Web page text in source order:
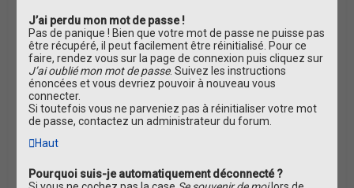
J’ai perdu mon mot de passe !
Pas de panique ! Bien que votre mot de passe ne puisse pas
être récupéré, il peut facilement être réinitialisé. Pour ce
faire, rendez vous sur la page de connexion puis cliquez sur
J’ai oublié mon mot de passe. Suivez les instructions
énoncées et vous devriez pouvoir à nouveau vous
connecter.
Si toutefois vous ne parveniez pas à réinitialiser votre mot
de passe, contactez un administrateur du forum.
Haut
Pourquoi suis-je automatiquement déconnecté ?